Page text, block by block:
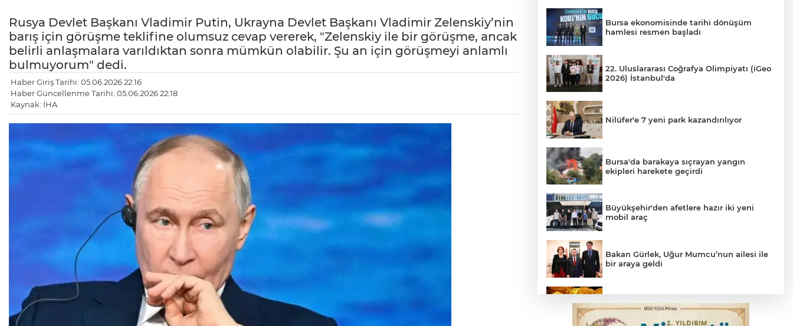
Rusya Devlet Başkanı Vladimir Putin, Ukrayna Devlet Başkanı Vladimir Zelenskiy’nin
barış için görüşme teklifine olumsuz cevap vererek, "Zelenskiy ile bir görüşme, ancak
belirli anlaşmalara varıldıktan sonra mümkün olabilir. Şu an için görüşmeyi anlamlı
bulmuyorum" dedi.
Haber Giriş Tarihi: 05.06.2026 22:16
Haber Güncellenme Tarihi: 05.06.2026 22:18
Kaynak: İHA
Bursa ekonomisinde tarihi dönüşüm
hamlesi resmen başladı
22. Uluslararası Coğrafya Olimpiyatı (iGeo
2026) İstanbul'da
Nilüfer'e 7 yeni park kazandırılıyor
Bursa'da barakaya sıçrayan yangın
ekipleri harekete geçirdi
Büyükşehir'den afetlere hazır iki yeni
mobil araç
Bakan Gürlek, Uğur Mumcu’nun ailesi ile
bir araya geldi
Serbest piyasada altın fiyatları...